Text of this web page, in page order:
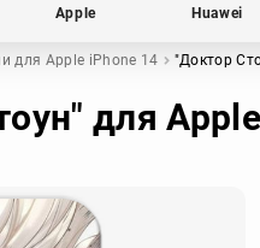
Apple Huawei
для Apple iPhone 14 "Доктор
для